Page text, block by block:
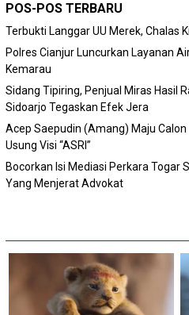
POS-POS TERBARU
Terbukti Langgar UU Merek, Chalas
Polres Cianjur Luncurkan Layanan
Kemarau
Sidang Tipiring, Penjual Miras Hasil
Sidoarjo Tegaskan Efek Jera
Acep Saepudin (Amang) Maju
Usung Visi “ASRI”
Bocorkan Isi Mediasi Perkara Togar
Yang Menjerat Advokat